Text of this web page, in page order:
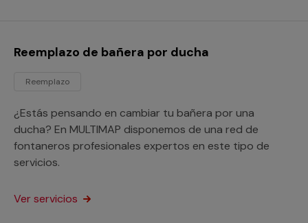
Reemplazo de bañera por ducha
Reemplazo
¿Estás pensando en cambiar tu bañera por una
ducha? En MULTIMAP disponemos de una red de
fontaneros profesionales expertos en este tipo de
servicios.
Ver servicios